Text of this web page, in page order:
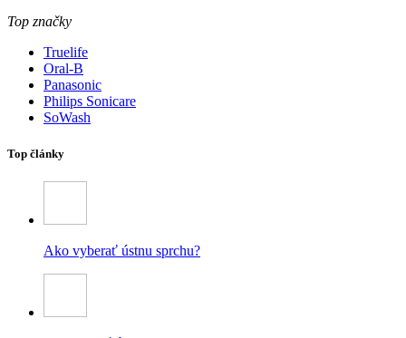
Top značky
Truelife
Oral-B
Panasonic
Philips Sonicare
SoWash
Top články
Ako vyberať ústnu sprchu?